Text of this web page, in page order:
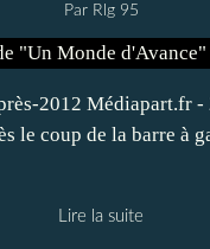
Par Rlg 95
2012 Médiapart.fr
le coup de la barre à
Lire la suite